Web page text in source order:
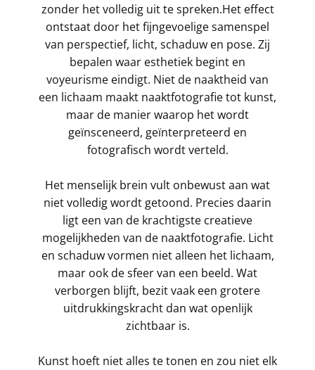
zonder het volledig uit te spreken.Het effect
ontstaat door het fijngevoelige samenspel
van perspectief, licht, schaduw en pose. Zij
bepalen waar esthetiek begint en
voyeurisme eindigt. Niet de naaktheid van
een lichaam maakt naaktfotografie tot kunst,
maar de manier waarop het wordt
geïnsceneerd, geïnterpreteerd en
fotografisch wordt verteld.
Het menselijk brein vult onbewust aan wat
niet volledig wordt getoond. Precies daarin
ligt een van de krachtigste creatieve
mogelijkheden van de naaktfotografie. Licht
en schaduw vormen niet alleen het lichaam,
maar ook de sfeer van een beeld. Wat
verborgen blijft, bezit vaak een grotere
uitdrukkingskracht dan wat openlijk
zichtbaar is.
Kunst hoeft niet alles te tonen en zou niet elk